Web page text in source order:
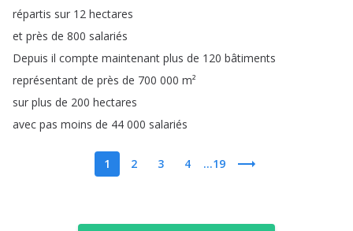
répartis sur 12 hectares
et près de 800 salariés
Depuis il compte maintenant plus de 120 bâtiments
représentant de près de 700 000 m²
sur plus de 200 hectares
avec pas moins de 44 000 salariés
1 2 3 4 ...19